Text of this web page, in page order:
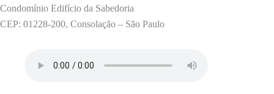
Condomínio Edifício da Sabedoria
CEP: 01228-200, Consolação – São Paulo